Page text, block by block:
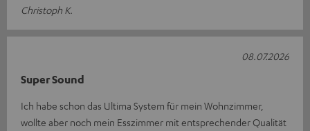
Christoph K.
Super Sound
Ich habe schon das Ultima System für mein Wohnzimmer,
wollte aber noch mein Esszimmer mit entsprechender Qualität
08.07.2026